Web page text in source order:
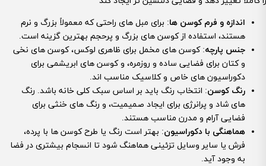
اندازه و فرم کوسن ها: برای مبل های راحتی که معمولاً بزرگ و نرم
هستند، استفاده از کوسن های بزرگ و پرحجم بهترین گزینه است.
جنس پارچه: کوسن های مخمل برای ظاهری لوکس، کوسن های نخی
و کتان برای فضایی ساده و روزمره، و کوسن های ابریشمی برای
دکوراسیون های خاص و کلاسیک مناسب اند.
رنگ کوسن: انتخاب رنگ باید بر اساس سبک کلی خانه باشد. رنگ
های شاد و پرانرژی برای ایجاد صمیمیت، و رنگ های خنثی برای
فضایی آرام و مدرن مناسب هستند.
هماهنگی با دکوراسیون: بهتر است رنگ یا طرح کوسن ها با پرده،
فرش یا سایر وسایل تزئینی هماهنگ شود تا انسجام بیشتری در فضا
به وجود آید.